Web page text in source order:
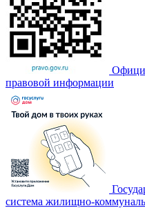
правовой информации
система жилищно-